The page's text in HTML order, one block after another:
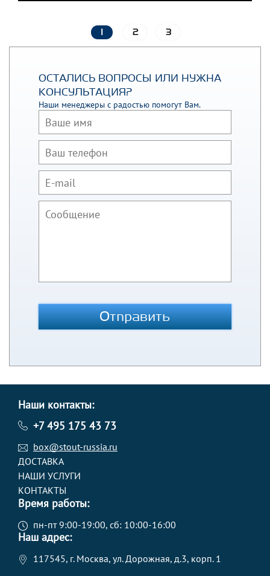
2 3
ОСТАЛИСЬ ВОПРОСЫ ИЛИ НУЖНА
КОНСУЛЬТАЦИЯ?
Наши менеджеры с радостью помогут Вам.
Отправить
Наши контакты:
+7 495 175 43 73
box@stout-russia.ru
ДОСТАВКА
НАШИ УСЛУГИ
КОНТАКТЫ
Время работы:
пн-пт 9:00-19:00, сб: 10:00-16:00
Наш адрес:
117545, г. Москва, ул. Дорожная, д.3, корп. 1